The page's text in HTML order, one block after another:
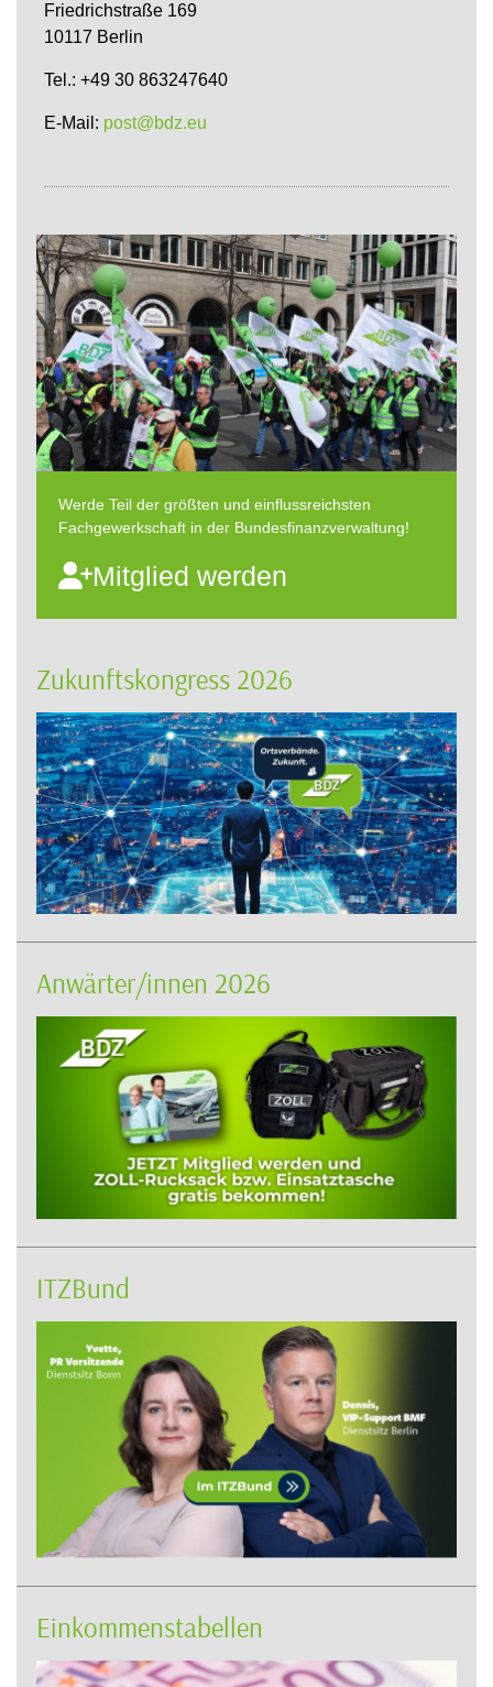
Friedrichstraße 169
10117 Berlin
Tel.: +49 30 863247640
E-Mail: post@bdz.eu
Werde Teil der größten und einflussreichsten
Fachgewerkschaft in der Bundesfinanzverwaltung!
Mitglied werden
Zukunftskongress 2026
Anwärter/innen 2026
ITZBund
Einkommenstabellen